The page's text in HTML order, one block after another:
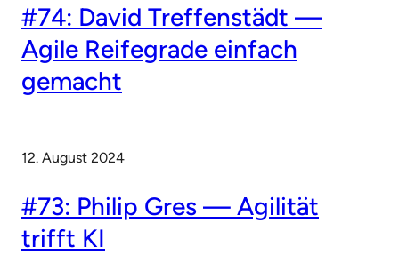
#74: David Treffenstädt —
Agile Reifegrade einfach
gemacht
12. August 2024
#73: Philip Gres — Agilität
trifft KI